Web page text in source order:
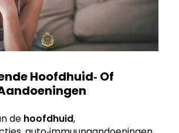
Hoofdhuid‑ Of
de hoofdhuid,